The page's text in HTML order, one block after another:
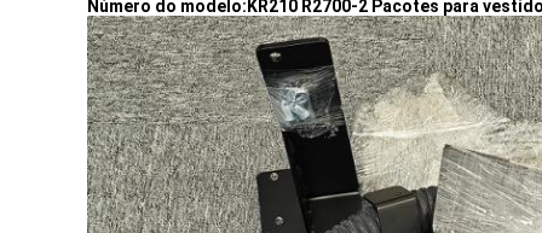
Número do modelo: KR210 R2700-2 Pacotes para